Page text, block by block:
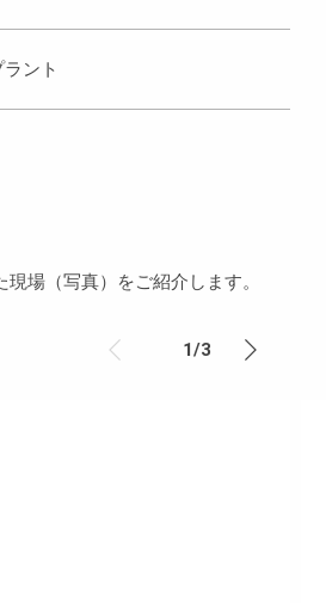
ラント
現場（写真）をご紹介します。
1/3